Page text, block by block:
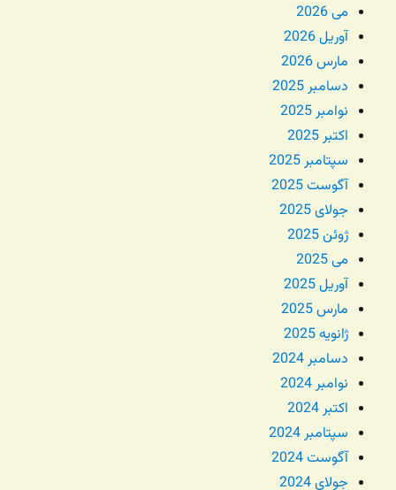
می 2026
آوریل 2026
مارس 2026
دسامبر 2025
نوامبر 2025
اکتبر 2025
سپتامبر 2025
آگوست 2025
جولای 2025
ژوئن 2025
می 2025
آوریل 2025
مارس 2025
ژانویه 2025
دسامبر 2024
نوامبر 2024
اکتبر 2024
سپتامبر 2024
آگوست 2024
جولای 2024